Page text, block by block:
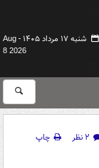
شنبه ۱۷ مرداد ۱۴۰۵ -
Aug
8 2026
۲ نظر
چاپ